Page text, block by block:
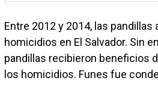
Entre 2012 y 2014, las
homicidios en El Salvador. Sin
pandillas recibieron beneficios
los homicidios. Funes fue